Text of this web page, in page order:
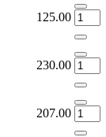
125.00
230.00
207.00